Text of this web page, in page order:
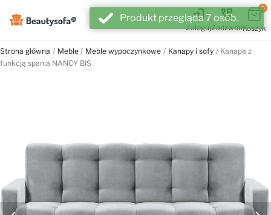
login
Zaloguj
perm_phone_msg
Zadzwoń
0
Koszyk
Strona główna Meble Meble wypoczynkowe Kanapy i sofy
Kanapa z
funkcją spania NANCY BIS
Produkt przegląda 7 osób.